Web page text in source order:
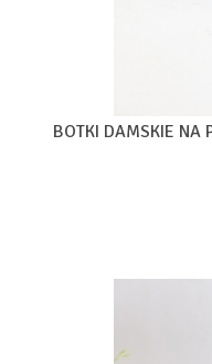
BOTKI DAMSKIE